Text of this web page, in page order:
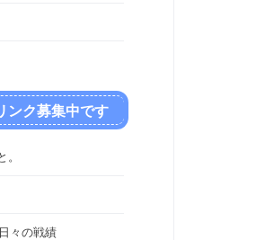
ンク募集中です
々の戦績